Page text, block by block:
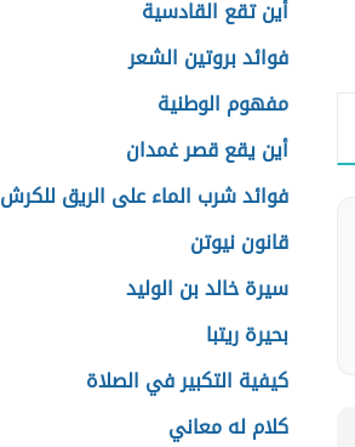
أين تقع القادسية
فوائد بروتين الشعر
مفهوم الوطنية
أين يقع قصر غمدان
فوائد شرب الماء على الريق للكرش
قانون نیوتن
سيرة خالد بن الوليد
بحيرة ريتبا
كيفية التكبير في الصلاة
كلام له معاني